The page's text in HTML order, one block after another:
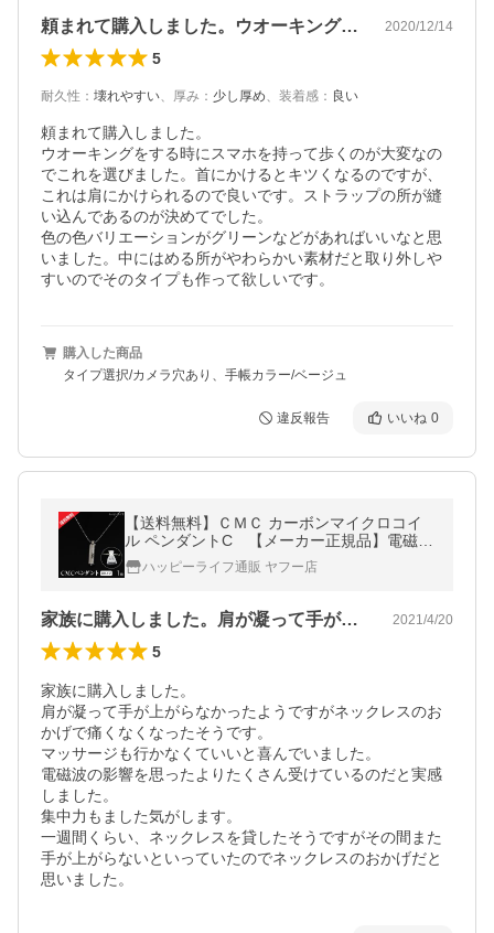
頼まれて購入しました。ウオーキングをす… 2020/12/14
5
耐久性 ： 壊れやすい、 厚み ： 少し厚め、 装着感 ： 良い
頼まれて購入しました。
ウオーキングをする時にスマホを持って歩くのが大変なの
でこれを選びました。首にかけるとキツくなるのですが、
これは肩にかけられるので良いです。ストラップの所が縫
い込んであるのが決めてでした。
色の色バリエーションがグリーンなどがあればいいなと思
いました。中にはめる所がやわらかい素材だと取り外しや
すいのでそのタイプも作って欲しいです。
購入した商品
タイプ選択/カメラ穴あり、手帳カラー/ベージュ
違反報告 いいね 0
【送料無料】ＣＭＣ カーボンマイクロコイ
ル ペンダントC 【メーカー正規品】電磁波
電磁波防止グッズ 健康 電磁波ブロック 電磁
波カット CMC
ハッピーライフ通販 ヤフー店
家族に購入しました。肩が凝って手が上が… 2021/4/20
5
家族に購入しました。
肩が凝って手が上がらなかったようですがネックレスのお
かげで痛くなくなったそうです。
マッサージも行かなくていいと喜んでいました。
電磁波の影響を思ったよりたくさん受けているのだと実感
しました。
集中力もました気がします。
一週間くらい、ネックレスを貸したそうですがその間また
手が上がらないといっていたのでネックレスのおかげだと
思いました。